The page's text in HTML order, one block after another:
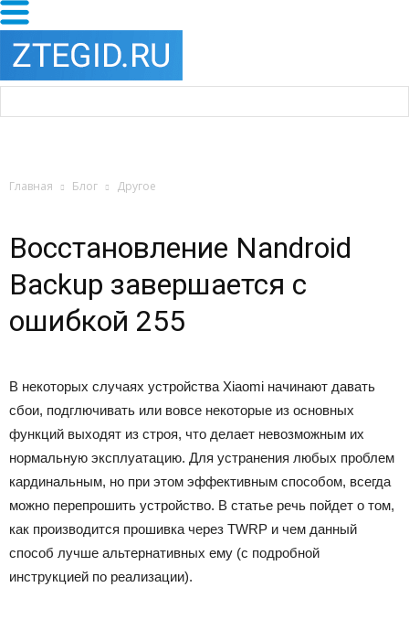
Главная Блог Другое
Восстановление Nandroid
Backup завершается с
ошибкой 255
В некоторых случаях устройства Xiaomi начинают давать
сбои, подглючивать или вовсе некоторые из основных
функций выходят из строя, что делает невозможным их
нормальную эксплуатацию. Для устранения любых проблем
кардинальным, но при этом эффективным способом, всегда
можно перепрошить устройство. В статье речь пойдет о том,
как производится прошивка через TWRP и чем данный
способ лучше альтернативных ему (с подробной
инструкцией по реализации).